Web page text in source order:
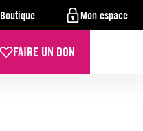
Boutique Mon espace
FAIRE UN DON